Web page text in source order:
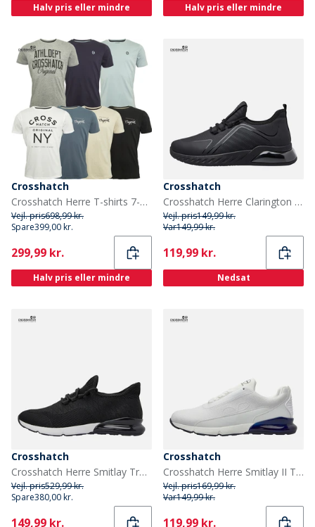
Halv pris eller mindre Halv pris eller mindre
Crosshatch
Crosshatch Herre T-shirts 7-pak Blå/Blå/Grå Melange/Hvid/Blå/Sort/Off White
Vejl. pris698,99 kr.
Spare399,00 kr.
Current
299,99 kr.
Halv pris eller mindre
Crosshatch
Crosshatch Herre Clarington Træningssko Black Mono
Vejl. pris149,99 kr.
Var149,99 kr.
Current
119,99 kr.
Nedsat
Crosshatch
Crosshatch Herre Smitlay Træningssko Sort
Vejl. pris529,99 kr.
Spare380,00 kr.
Current
149,99 kr.
Crosshatch
Crosshatch Herre Smitlay II Træningssko Hvid/Navy
Vejl. pris169,99 kr.
Var149,99 kr.
Current
119,99 kr.